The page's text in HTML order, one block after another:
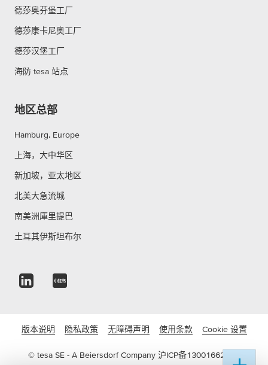
德莎奥芬堡工厂
德莎康卡尼奥工厂
德莎汉堡工厂
海防 tesa 站点
地区总部
Hamburg, Europe
上海，大中华区
新加坡，亚太地区
北美大急流城
南美洲庫里提巴
土耳其伊斯坦布尔
版本说明 隐私政策 无障碍声明 使用条款 Cookie 设置
© tesa SE - A Beiersdorf Company 沪ICP备13001662号-3